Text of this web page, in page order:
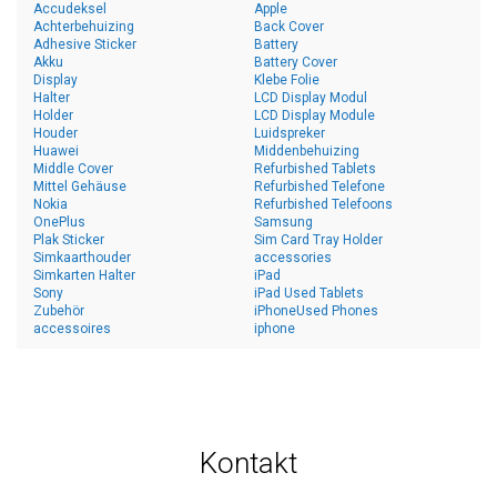
Accudeksel
Achterbehuizing
Adhesive Sticker
Akku
Apple
Back Cover
Battery
Battery Cover
Display
Halter
Holder
Houder
Huawei
Klebe Folie
LCD Display Modul
LCD Display Module
Luidspreker
Middenbehuizing
Middle Cover
Mittel Gehäuse
Nokia
OnePlus
Plak Sticker
Refurbished Tablets
Refurbished Telefone
Refurbished Telefoons
Samsung
Sim Card Tray Holder
Simkaarthouder
Simkarten Halter
Sony
Zubehör
accessoires
accessories
iPad
iPad Used Tablets
iPhoneUsed Phones
iphone
Kontakt